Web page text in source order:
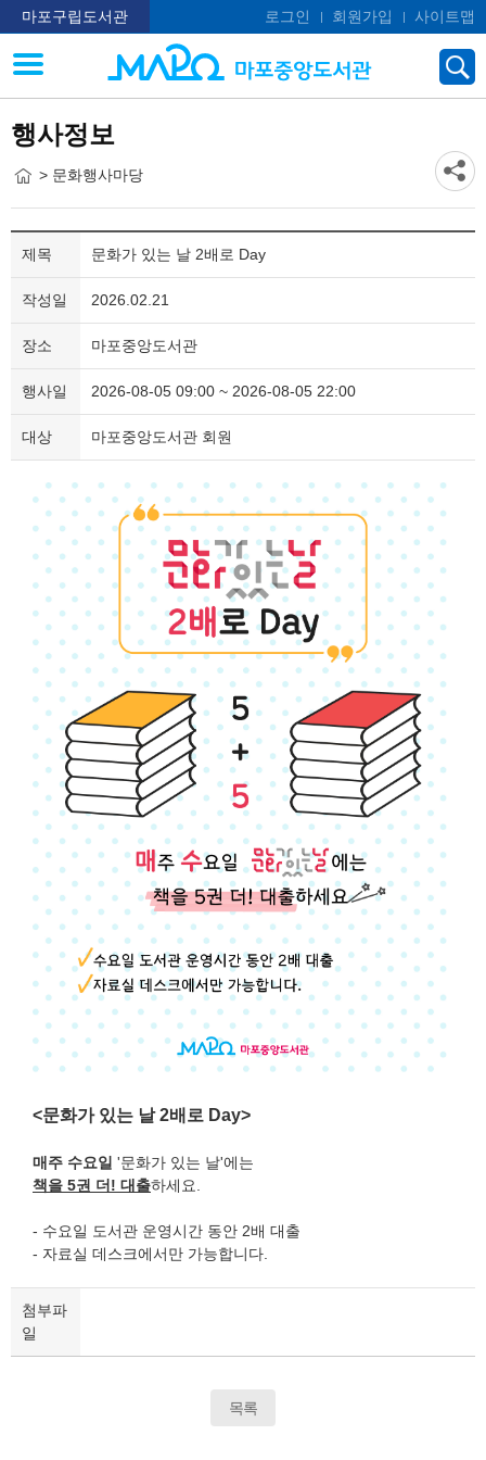
마포구립도서관 로그인 회원가입 사이트맵
행사정보
> 문화행사마당
제목 문화가 있는 날 2배로 Day
작성일 2026.02.21
장소 마포중앙도서관
행사일 2026-08-05 09:00 ~ 2026-08-05 22:00
대상 마포중앙도서관 회원
<문화가 있는 날 2배로 Day>
매주 수요일 '문화가 있는 날'에는
책을 5권 더! 대출하세요.
- 수요일 도서관 운영시간 동안 2배 대출
- 자료실 데스크에서만 가능합니다.
첨부파
일
목록